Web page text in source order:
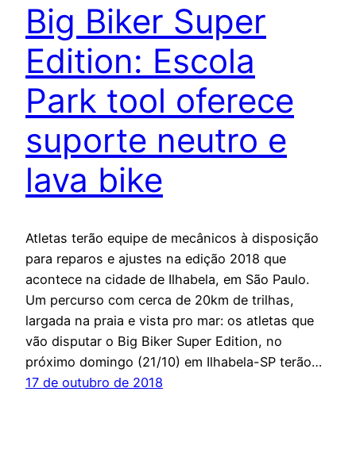
Big Biker Super
Edition: Escola
Park tool oferece
suporte neutro e
lava bike
Atletas terão equipe de mecânicos à disposição
para reparos e ajustes na edição 2018 que
acontece na cidade de Ilhabela, em São Paulo.
Um percurso com cerca de 20km de trilhas,
largada na praia e vista pro mar: os atletas que
vão disputar o Big Biker Super Edition, no
próximo domingo (21/10) em Ilhabela-SP terão…
17 de outubro de 2018